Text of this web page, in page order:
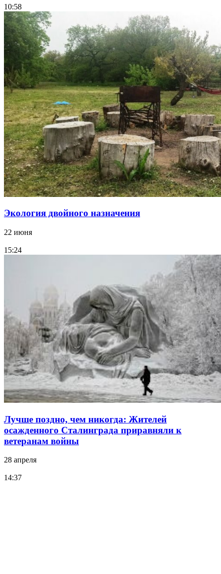
10:58
Экология двойного назначения
22 июня
15:24
Лучше поздно, чем никогда: Жителей
осажденного Сталинграда приравняли к
ветеранам войны
28 апреля
14:37